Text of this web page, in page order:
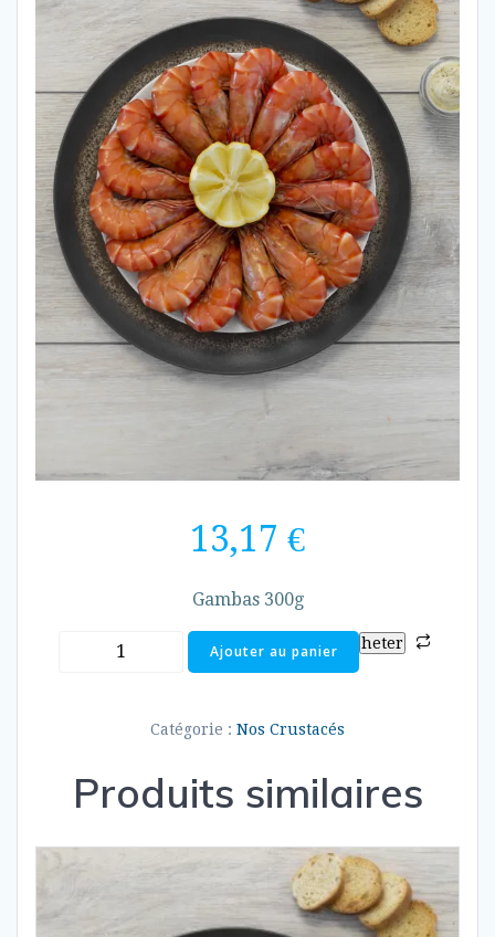
13,17 €
Gambas 300g
heter
quantité
300g
Ajouter au panier
Catégorie : Nos Crustacés
Produits similaires